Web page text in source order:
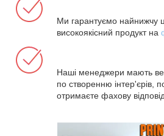
Ми гарантуємо найнижчу
високоякісний продукт на
Наші менеджери мають
по створенню інтер'єрів,
отримаєте фахову